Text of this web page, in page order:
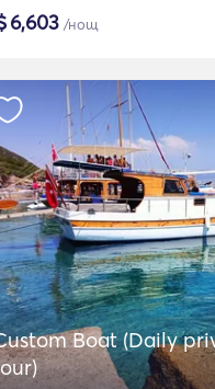
6,603 /нощ
Boat (Daily